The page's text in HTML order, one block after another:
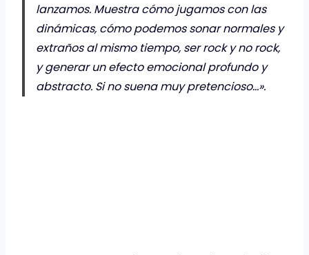
lanzamos. Muestra cómo jugamos con las
dinámicas, cómo podemos sonar normales y
extraños al mismo tiempo, ser rock y no rock,
y generar un efecto emocional profundo y
abstracto. Si no suena muy pretencioso…».